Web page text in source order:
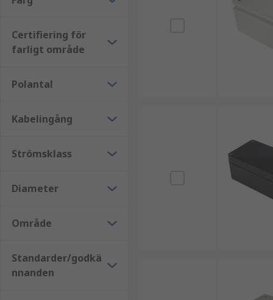
Certifiering för
farligt område
Polantal
Kabelingång
Strömsklass
Diameter
Område
Standarder/godkä
nnanden